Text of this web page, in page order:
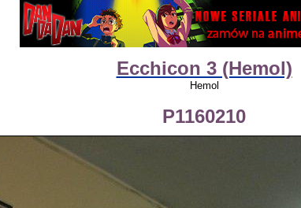
Ecchicon 3 (Hemol)
Hemol
P1160210